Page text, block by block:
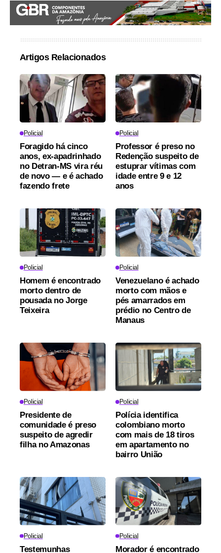
Artigos Relacionados
Policial
Foragido há cinco
anos, ex-apadrinhado
no Detran-MS vira réu
de novo — e é achado
fazendo frete
Policial
Professor é preso no
Redenção suspeito de
estuprar vítimas com
idade entre 9 e 12
anos
Policial
Homem é encontrado
morto dentro de
pousada no Jorge
Teixeira
Policial
Venezuelano é achado
morto com mãos e
pés amarrados em
prédio no Centro de
Manaus
Policial
Presidente de
comunidade é preso
suspeito de agredir
filha no Amazonas
Policial
Polícia identifica
colombiano morto
com mais de 18 tiros
em apartamento no
bairro União
Policial
Testemunhas
Policial
Morador é encontrado